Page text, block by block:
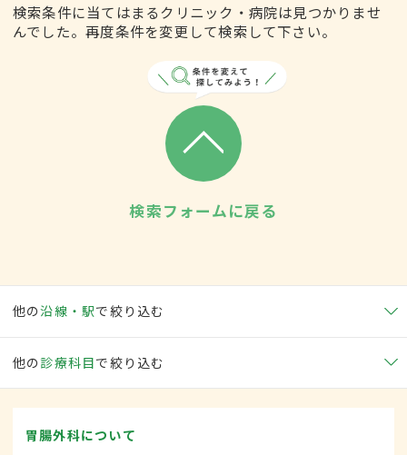
検索条件に当てはまるクリニック・病院は見つかりませ
んでした。再度条件を変更して検索して下さい。
検索フォームに戻る
他の沿線・駅で絞り込む
他の 診療科目で絞り込む
胃腸外科について